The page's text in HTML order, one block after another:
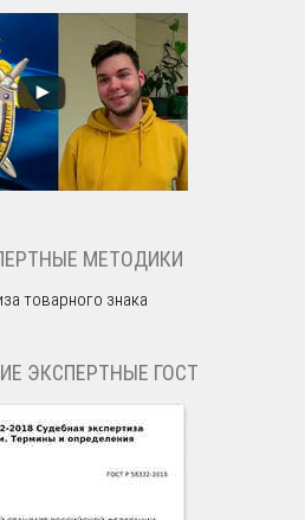
МЕТОДИКИ
товарного знака
ЭКСПЕРТНЫЕ ГОСТ